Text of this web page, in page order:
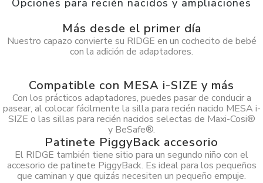
Opciones para recién nacidos y ampliaciones
Más desde el primer día
Nuestro capazo convierte su RIDGE en un cochecito de bebé
con la adición de adaptadores.
Compatible con MESA i-SIZE y más
Con los prácticos adaptadores, puedes pasar de conducir a
pasear, al colocar fácilmente la silla para recién nacido MESA i-
SIZE o las sillas para recién nacidos selectas de Maxi-Cosi®
y BeSafe®.
Patinete PiggyBack accesorio
El RIDGE también tiene sitio para un segundo niño con el
accesorio de patinete PiggyBack. Es ideal para los pequeños
que caminan y que quizás necesiten un pequeño empuje.